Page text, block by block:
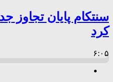
سنتکام پایان تجاوز
کرد
۶:۰۵